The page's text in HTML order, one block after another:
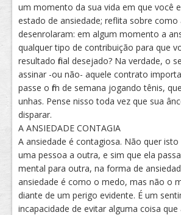
um momento da sua vida em que você
estado de ansiedade; reflita sobre como
desenrolaram: em algum momento a
qualquer tipo de contribuição para que
resultado final desejado? Na verdade, o
assinar -ou não- aquele contrato
passe o fim de semana jogando tênis,
unhas. Pense nisso toda vez que sua
disparar.
A ANSIEDADE CONTAGIA
A ansiedade é contagiosa. Não quer isto
uma pessoa a outra, e sim que ela
mental para outra, na forma de
ansiedade é como o medo, mas não o
diante de um perigo evidente. É um
incapacidade de evitar alguma coisa